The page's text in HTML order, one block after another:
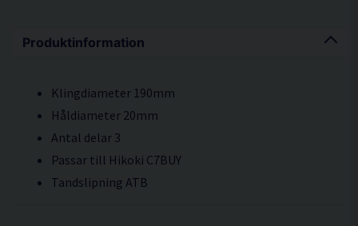
Produktinformation
Klingdiameter 190mm
Håldiameter 20mm
Antal delar 3
Passar till Hikoki C7BUY
Tandslipning ATB